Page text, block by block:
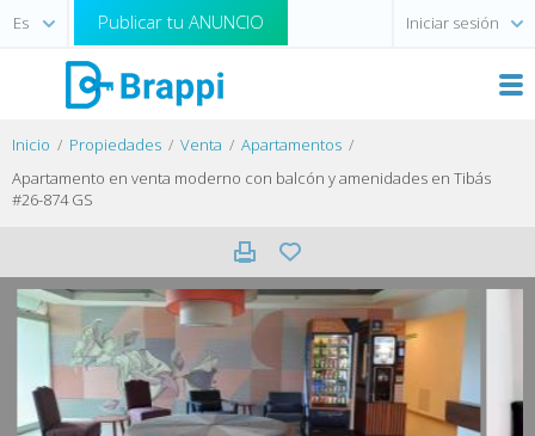
Publicar tu ANUNCIO Iniciar sesión
Inicio Propiedades Venta
Apartamentos
Apartamento en venta moderno con balcón y amenidades en Tibás
#26-874 GS